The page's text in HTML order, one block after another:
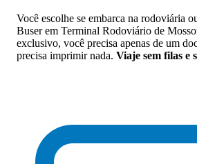
Você escolhe se embarca na rodoviária
Buser em Terminal Rodoviário de
exclusivo, você precisa apenas de um
precisa imprimir nada. Viaje sem filas e